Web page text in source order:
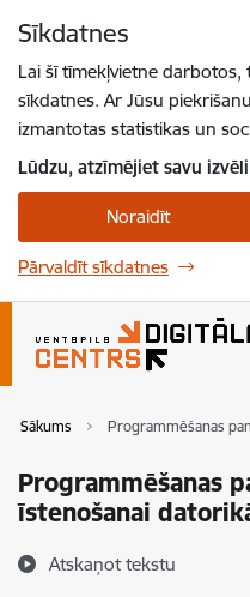
Sīkdatnes
Lai šī tīmekļvietne
sīkdatnes. Ar Jūsu
izmantotas statistikas un
Lūdzu, atzīmējiet savu
Noraidīt
Pārvaldīt sīkdatnes
Sākums Programmēšanas
Programmēšanas
īstenošanai
Atskaņot tekstu